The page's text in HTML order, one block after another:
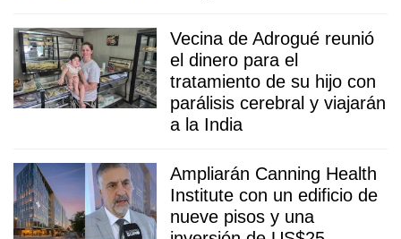
Vecina de Adrogué reunió
el dinero para el
tratamiento de su hijo con
parálisis cerebral y viajarán
a la India
Ampliarán Canning Health
Institute con un edificio de
nueve pisos y una